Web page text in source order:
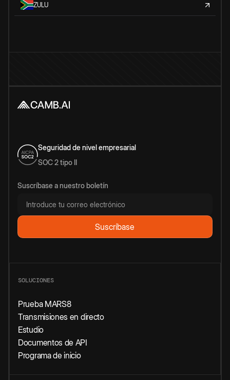
ZULU
Seguridad de nivel empresarial
SOC 2 tipo II
Suscríbase a nuestro boletín
SOLUCIONES
Prueba MARS8
Transmisiones en directo
Estudio
Documentos de API
Programa de inicio